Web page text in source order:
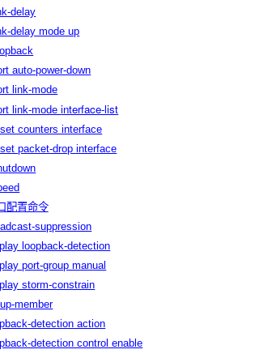
delay
delay mode up
auto-power-down
link-mode
link-modeinterface-list
counters interface
packet-drop interface
配置命令
suppression
loopback-detection
port-group manual
storm-constrain
member
detection action
detection control enable